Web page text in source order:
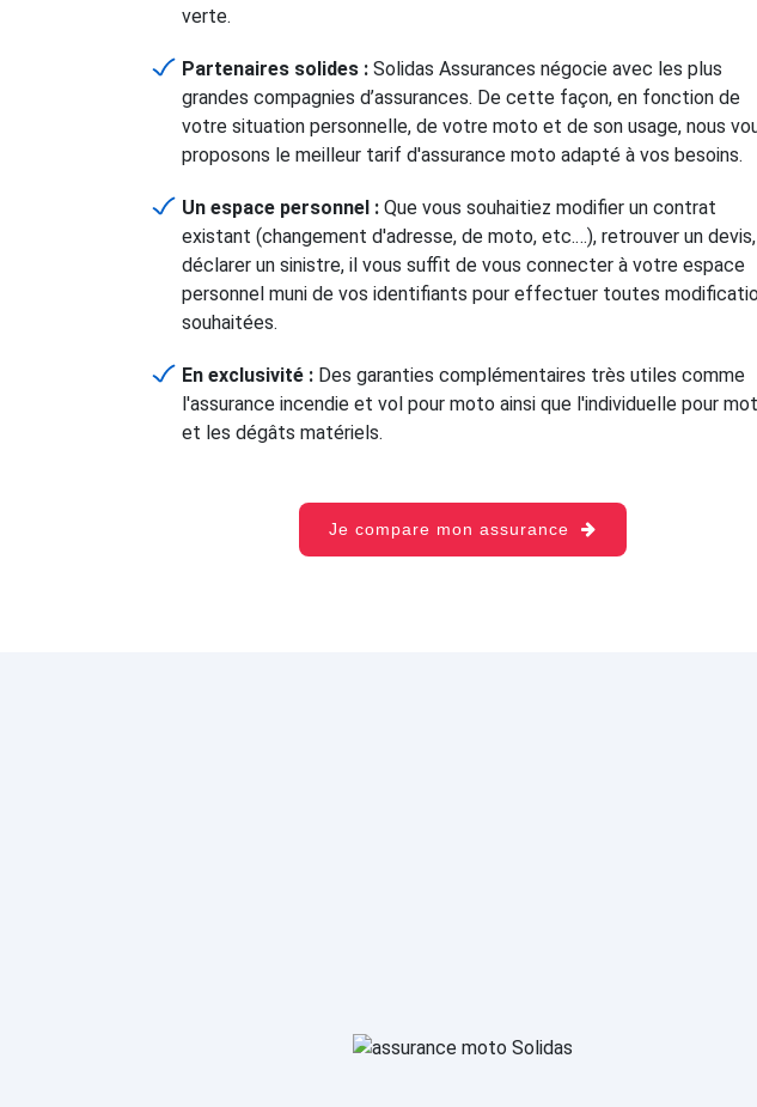
verte.
Partenaires solides : Solidas Assurances négocie avec les plus
grandes compagnies d’assurances. De cette façon, en fonction de
votre situation personnelle, de votre moto et de son usage, nous
proposons le meilleur tarif d'assurance moto adapté à vos besoins.
Un espace personnel : Que vous souhaitiez modifier un contrat
existant (changement d'adresse, de moto, etc.…), retrouver un devis,
déclarer un sinistre, il vous suffit de vous connecter à votre espace
personnel muni de vos identifiants pour effectuer toutes
souhaitées.
En exclusivité : Des garanties complémentaires très utiles comme
l'assurance incendie et vol pour moto ainsi que l'individuelle pour
et les dégâts matériels.
Je compare mon assurance